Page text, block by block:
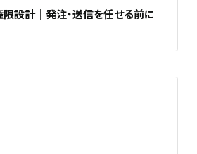
設計｜発注・送信を任せる前に